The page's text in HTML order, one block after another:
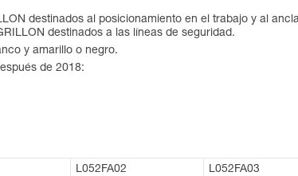
destinados al posicionamiento en el trabajo y al
destinados a las líneas de seguridad.
y amarillo o negro.
de 2018:
L052FA02 L052FA03